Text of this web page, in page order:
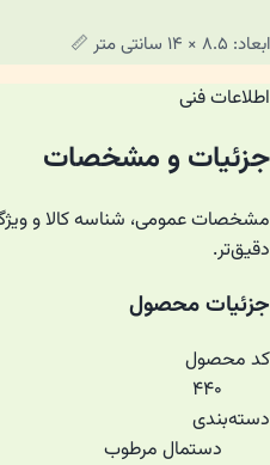
ابعاد: ۸.۵ × ۱۴ سانتی متر 📏
اطلاعات فنی
جزئیات و مشخصات
مشخصات عمومی، شناسه کالا و
دقیق‌تر.
جزئیات محصول
کد محصول
۴۴۰
دسته‌بندی
دستمال مرطوب